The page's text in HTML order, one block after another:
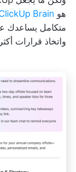
هو Brain
متكامل يساعدك
واتخاذ قرارات